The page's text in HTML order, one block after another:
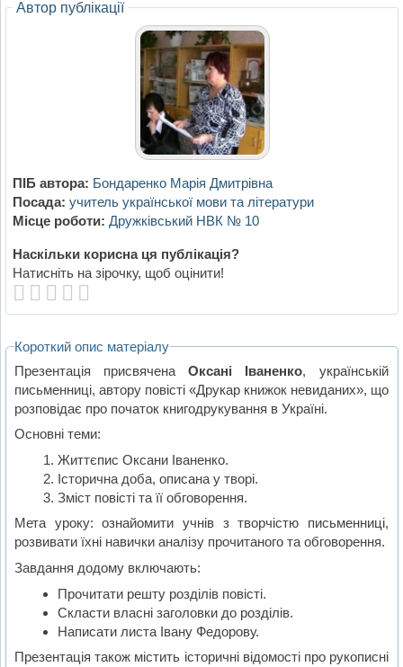
Автор публікації
ПІБ автора: Бондаренко Марія Дмитрівна
Посада: учитель української мови та літератури
Місце роботи: Дружківський НВК № 10
Наскільки корисна ця публікація?
Натисніть на зірочку, щоб оцінити!
Короткий опис матеріалу
Презентація присвяченаОксані Іваненко, українській
письменниці, автору повісті «Друкар книжок невиданих», що
розповідає про початок книгодрукування в Україні.
Основні теми:
Життєпис Оксани Іваненко.
Історична доба, описана у творі.
Зміст повісті та її обговорення.
Мета уроку: ознайомити учнів з творчістю письменниці,
розвивати їхні навички аналізу прочитаного та обговорення.
Завдання додому включають:
Прочитати решту розділів повісті.
Скласти власні заголовки до розділів.
Написати листа Івану Федорову.
Презентація також містить історичні відомості про рукописні